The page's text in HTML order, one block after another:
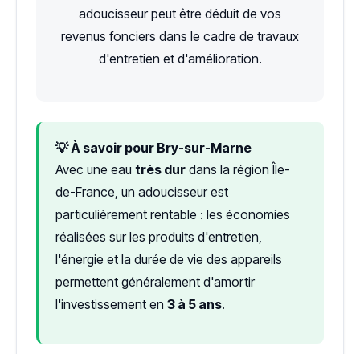
adoucisseur peut être déduit de vos
revenus fonciers dans le cadre de travaux
d'entretien et d'amélioration.
💡 À savoir pour Bry-sur-Marne
Avec une eau très dur dans la région Île-
de-France, un adoucisseur est
particulièrement rentable : les économies
réalisées sur les produits d'entretien,
l'énergie et la durée de vie des appareils
permettent généralement d'amortir
l'investissement en 3 à 5 ans.